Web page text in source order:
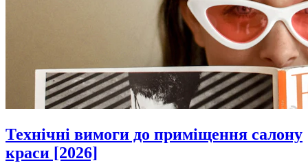
Технічні вимоги до приміщення салону
краси [2026]